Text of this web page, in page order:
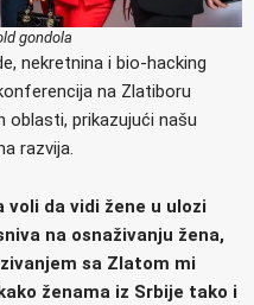
gondola
nekretnina i bio-hacking
na Zlatiboru
oblasti, prikazujući našu
razvija.
voli da vidi žene u ulozi
na osnaživanju žena,
sa Zlatom mi
ženama iz Srbije tako i